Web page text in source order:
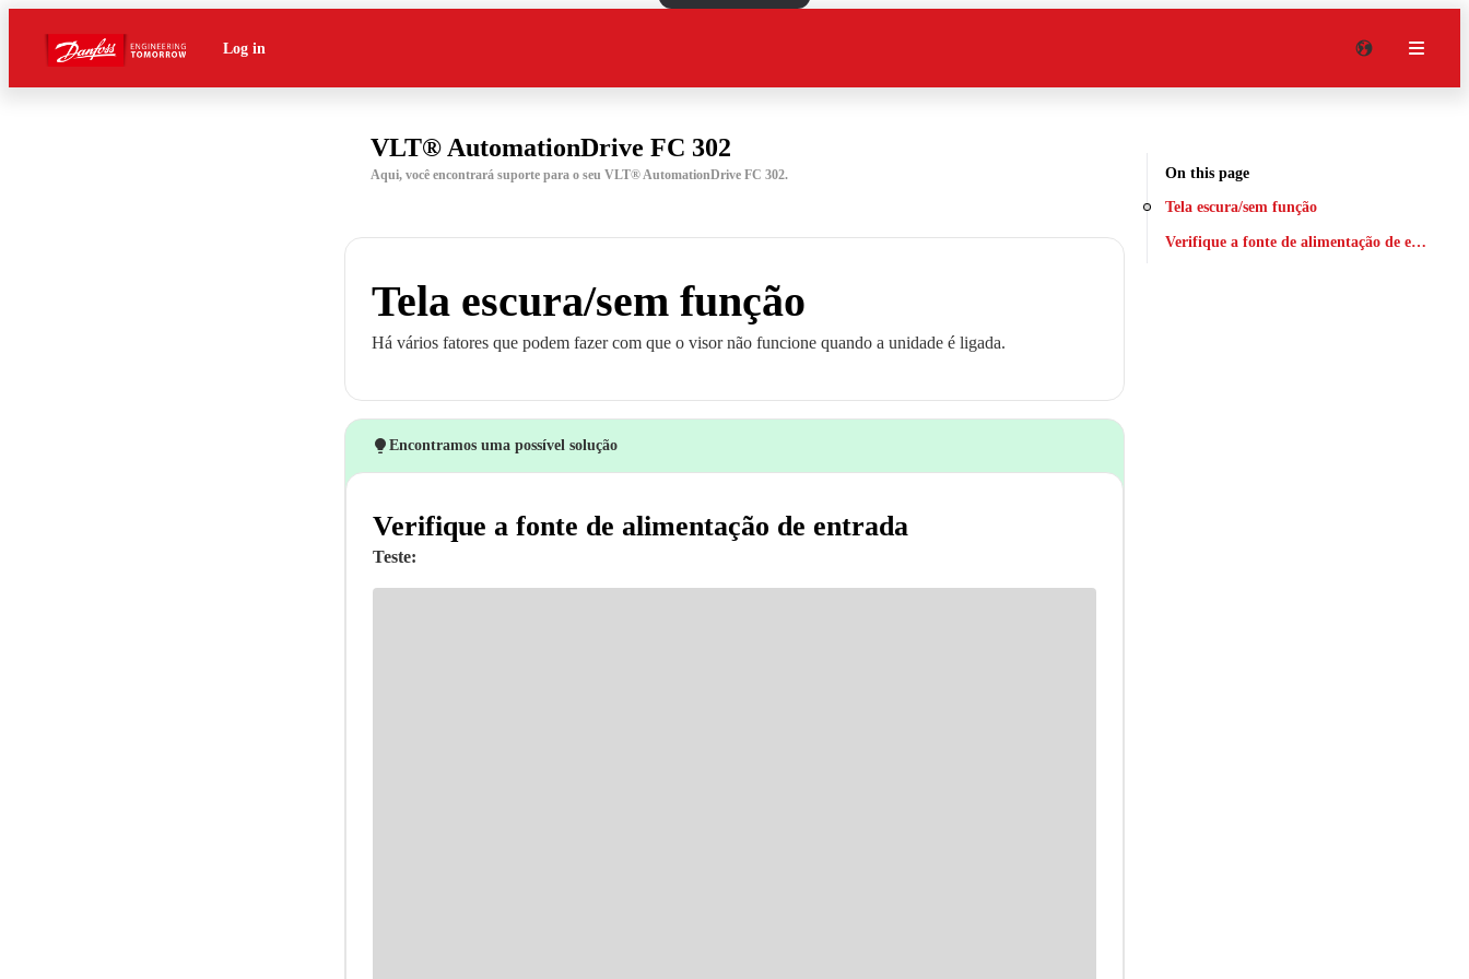
Log in
VLT® AutomationDrive FC 302
Aqui, você encontrará suporte para o seu VLT® AutomationDrive FC 302.
Tela escura/sem função
Há vários fatores que podem fazer com que o visor não funcione quando a unidade é ligada.
Encontramos uma possível solução
Verifique a fonte de alimentação de entrada
Teste:
On this page
Tela escura/sem função
Verifique a fonte de alimentação de entrada